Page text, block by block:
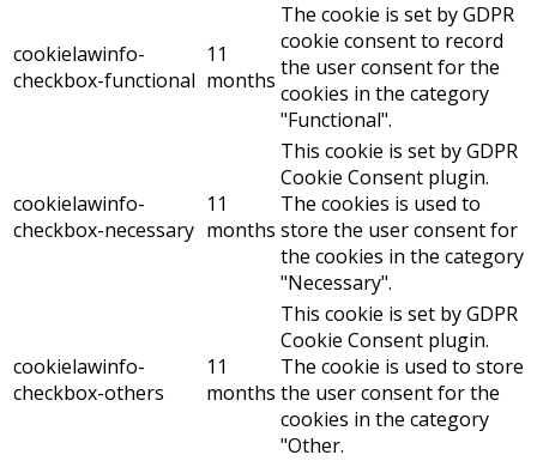
cookielawinfo-
checkbox-functional
11
months
The cookie is set by GDPR
cookie consent to record
the user consent for the
cookies in the category
"Functional".
cookielawinfo-
checkbox-necessary
11
months
This cookie is set by GDPR
Cookie Consent plugin.
The cookies is used to
store the user consent for
the cookies in the category
"Necessary".
cookielawinfo-
checkbox-others
11
months
This cookie is set by GDPR
Cookie Consent plugin.
The cookie is used to store
the user consent for the
cookies in the category
"Other.